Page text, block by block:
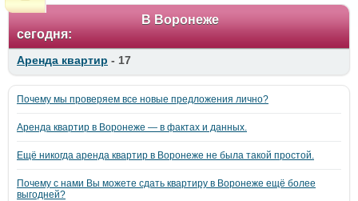
В Воронеже
сегодня:
Аренда квартир - 17
Почему мы проверяем все новые предложения лично?
Аренда квартир в Воронеже — в фактах и данных.
Ещё никогда аренда квартир в Воронеже не была такой простой.
Почему с нами Вы можете сдать квартиру в Воронеже ещё более
выгодней?